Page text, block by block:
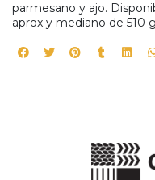
parmesano y ajo.
aprox y mediano de 510